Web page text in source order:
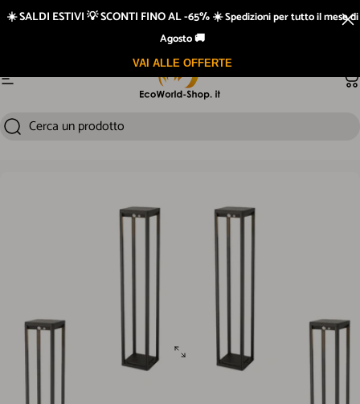
Vai direttamente ai contenuti
Navigazione del sito
CercaCerca un prodotto
☀️ SALDI ESTIVI 💡 SCONTI FINO AL -65% ☀️Spedizioni per tutto il mese di
Agosto 🚚
VAI ALLE OFFERTE